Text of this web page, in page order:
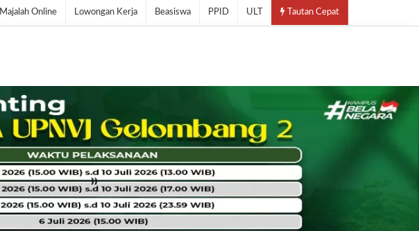
Majalah Online Lowongan Kerja Beasiswa PPID ULT Tautan Cepat